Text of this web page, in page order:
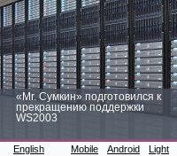
«Mr. Сумкин» подготовился к
прекращению поддержки
WS2003
English Mobile Android Light